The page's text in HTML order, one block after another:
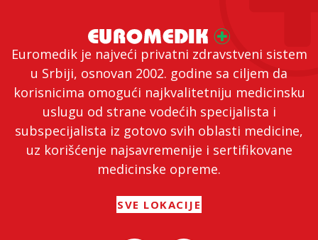
Euromedik je najveći privatni zdravstveni sistem
u Srbiji, osnovan 2002. godine sa ciljem da
korisnicima omogući najkvalitetniju medicinsku
uslugu od strane vodećih specijalista i
subspecijalista iz gotovo svih oblasti medicine,
uz korišćenje najsavremenije i sertifikovane
medicinske opreme.
SVE LOKACIJE